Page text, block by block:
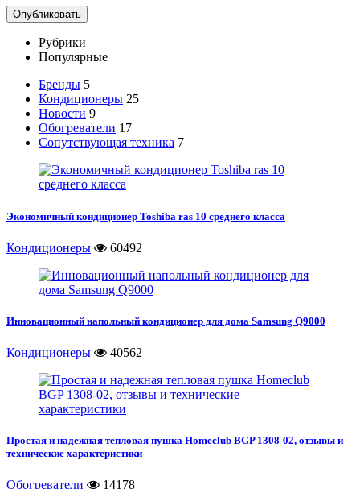
Рубрики
Популярные
Бренды 5
Кондиционеры 25
Новости 9
Обогреватели 17
Сопутствующая техника 7
Экономичный кондиционер Toshiba ras 10 среднего класса
Кондиционеры 60492
Инновационный напольный кондиционер для дома Samsung Q9000
Кондиционеры 40562
Простая и надежная тепловая пушка Homeclub BGP 1308-02, отзывы и
технические характеристики
Обогреватели 14178